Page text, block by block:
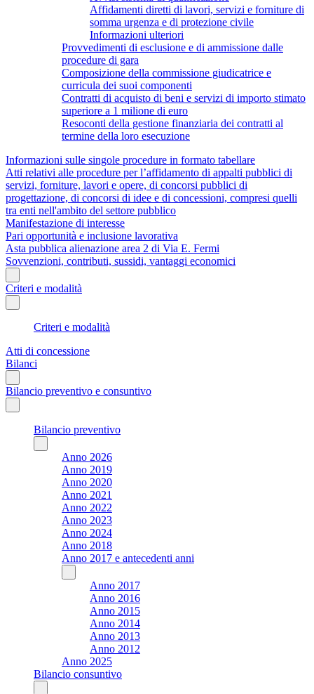
Affidamenti diretti di lavori, servizi e forniture di
somma urgenza e di protezione civile
Informazioni ulteriori
Provvedimenti di esclusione e di ammissione dalle
procedure di gara
Composizione della commissione giudicatrice e
curricula dei suoi componenti
Contratti di acquisto di beni e servizi di importo stimato
superiore a 1 milione di euro
Resoconti della gestione finanziaria dei contratti al
termine della loro esecuzione
Informazioni sulle singole procedure in formato tabellare
Atti relativi alle procedure per l’affidamento di appalti pubblici di
servizi, forniture, lavori e opere, di concorsi pubblici di
progettazione, di concorsi di idee e di concessioni, compresi quelli
tra enti nell'ambito del settore pubblico
Manifestazione di interesse
Pari opportunità e inclusione lavorativa
Asta pubblica alienazione area 2 di Via E. Fermi
Sovvenzioni, contributi, sussidi, vantaggi economici
Criteri e modalità
Criteri e modalità
Atti di concessione
Bilanci
Bilancio preventivo e consuntivo
Bilancio preventivo
Anno 2026
Anno 2019
Anno 2020
Anno 2021
Anno 2022
Anno 2023
Anno 2024
Anno 2018
Anno 2017 e antecedenti anni
Anno 2017
Anno 2016
Anno 2015
Anno 2014
Anno 2013
Anno 2012
Anno 2025
Bilancio consuntivo